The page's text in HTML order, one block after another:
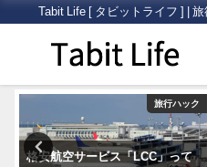
Tabit Life [ タビットライフ ] |
旅行ハック
格安航空サービス「LCC」って